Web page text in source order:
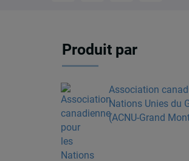
Produit par
Association
Nations Unies du
(ACNU-Grand